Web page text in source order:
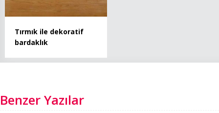
Tırmık ile dekoratif
bardaklık
Benzer Yazılar